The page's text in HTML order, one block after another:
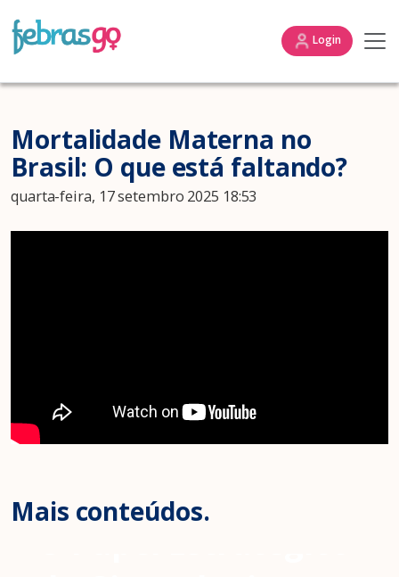
Login
Mortalidade Materna no
Brasil: O que está faltando?
quarta-feira, 17 setembro 2025 18:53
Mais conteúdos.